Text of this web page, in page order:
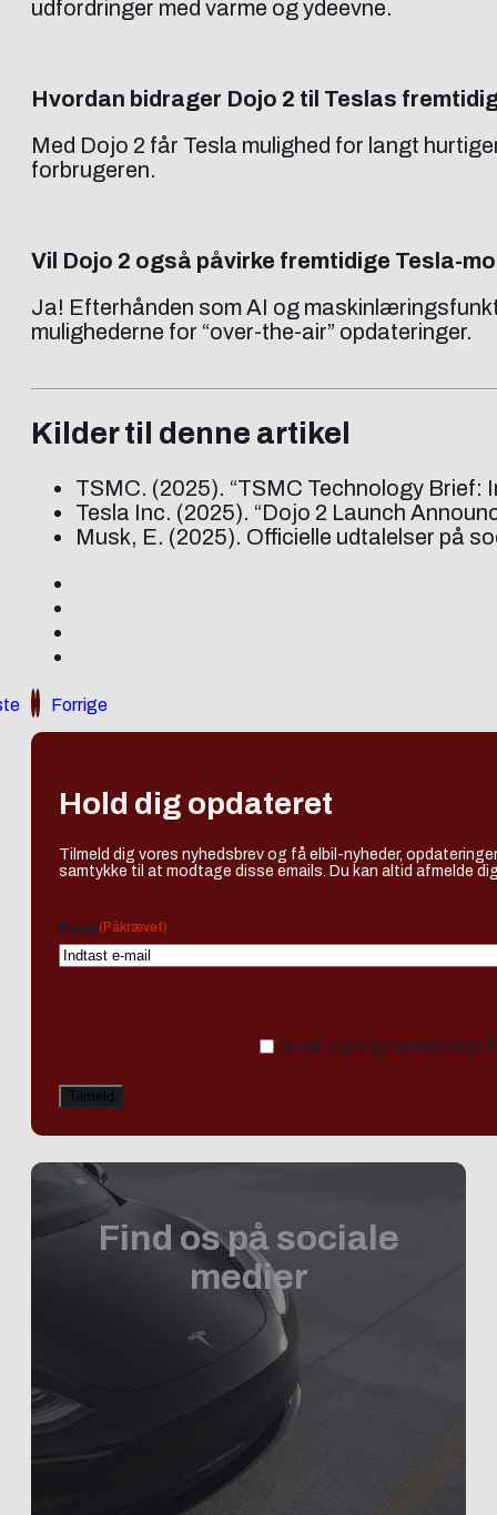
udfordringer med varme og ydeevne.
Hvordan bidrager Dojo 2 til Teslas
Med Dojo 2 får Tesla mulighed for langt
forbrugeren.
Vil Dojo 2 også påvirke fremtidige Tesla-
Ja! Efterhånden som AI og
mulighederne for “over-the-air” opdateringer.
Kilder til denne artikel
TSMC. (2025). “TSMC Technology Brief:
Tesla Inc. (2025). “Dojo 2 Launch
Musk, E. (2025). Officielle udtalelser på
Forrige
Hold dig opdateret
Tilmeld dig vores nyhedsbrev og få elbil-nyheder,
samtykke til at modtage disse emails. Du kan altid afmelde
Email (Påkrævet)
Ja tak, jeg vil gerne modtage
Find os på sociale
medier